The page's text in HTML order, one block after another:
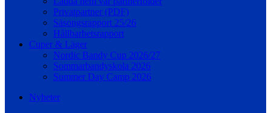
Privatpartner (PDF)
Säsongsrapport 25/26
Hållbarhetsrapport
Cuper & Läger
Nordic Bandy Cup 2026/27
Sommarbandyskola 2026
Summer Day Camp 2026
Nyheter